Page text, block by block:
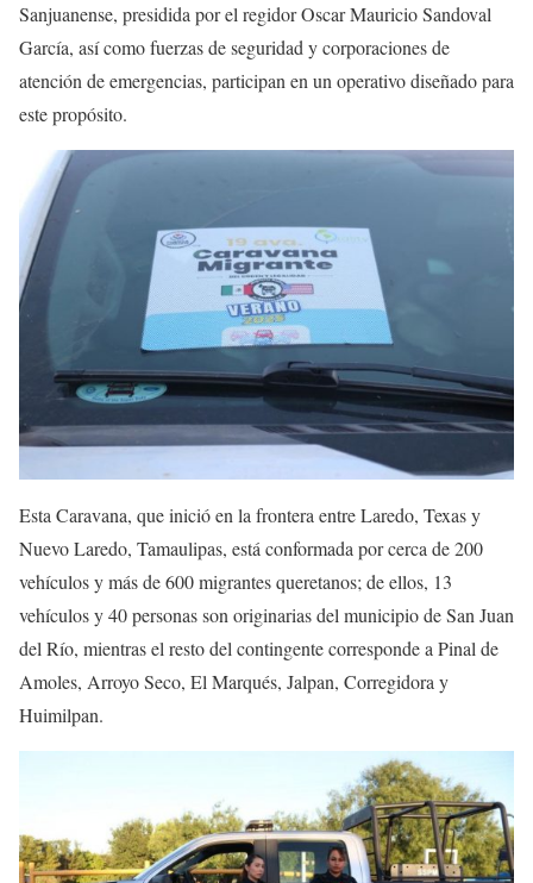
Sanjuanense, presidida por el regidor Oscar Mauricio Sandoval
García, así como fuerzas de seguridad y corporaciones de
atención de emergencias, participan en un operativo diseñado para
este propósito.
Esta Caravana, que inició en la frontera entre Laredo, Texas y
Nuevo Laredo, Tamaulipas, está conformada por cerca de 200
vehículos y más de 600 migrantes queretanos; de ellos, 13
vehículos y 40 personas son originarias del municipio de San Juan
del Río, mientras el resto del contingente corresponde a Pinal de
Amoles, Arroyo Seco, El Marqués, Jalpan, Corregidora y
Huimilpan.